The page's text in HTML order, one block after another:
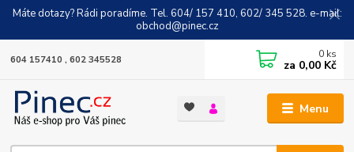
Máte dotazy? Rádi poradíme. Tel. 604/ 157 410, 602/ 345 528. e-mail:
obchod@pinec.cz
Menu
604 157410 , 602 345528 0 ks
za 0,00 Kč